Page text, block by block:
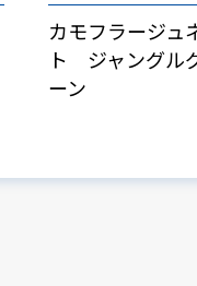
カモフラージュ
ト ジャングル
ーン